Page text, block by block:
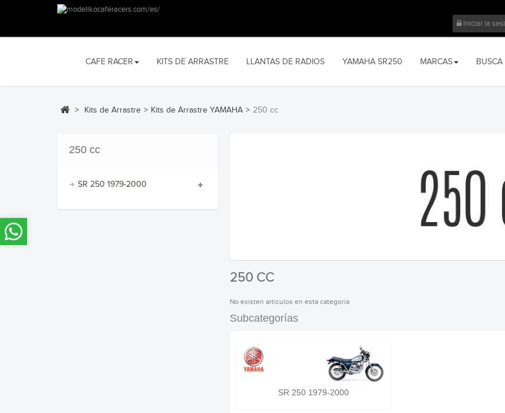
Iniciar la
CAFE RACER KITS DE ARRASTRE LLANTAS DE RADIOS YAMAHA SR250 MARCAS
> Kits de Arrastre > Kits de Arrastre YAMAHA > 250 cc
250 cc
SR 250 1979-2000
250 CC
No existen articulos en esta categoria
Subcategorías
SR 250 1979-2000